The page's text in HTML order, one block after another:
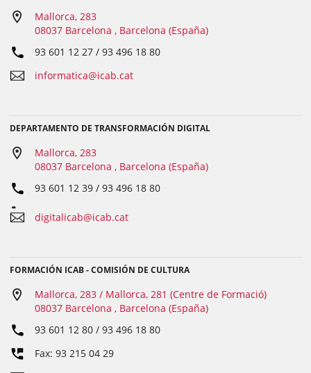
Mallorca, 283
08037 Barcelona , Barcelona (España)
93 601 12 27 / 93 496 18 80
informatica@icab.cat
DEPARTAMENTO DE TRANSFORMACIÓN DIGITAL
Mallorca, 283
08037 Barcelona , Barcelona (España)
93 601 12 39 / 93 496 18 80
digitalicab@icab.cat
FORMACIÓN ICAB - COMISIÓN DE CULTURA
Mallorca, 283 / Mallorca, 281 (Centre de Formació)
08037 Barcelona , Barcelona (España)
93 601 12 80 / 93 496 18 80
Fax: 93 215 04 29